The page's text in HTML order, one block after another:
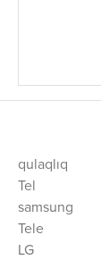
qulaqlıq
Tel
samsung
Tele
LG